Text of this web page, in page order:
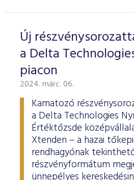
Új
a Delta
piacon
2024. márc. 06.
Kamatozó
a Delta Technologies
Értéktőzsde
Xtenden – a hazai
rendhagyónak
részvényformátum
ünnepélyes